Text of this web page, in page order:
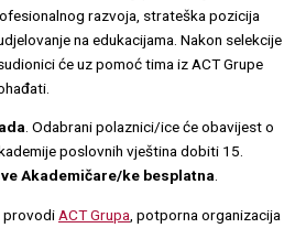
razvoja, strateška pozicija
na edukacijama. Nakon selekcije
će uz pomoć tima iz ACT Grupe
. Odabrani polaznici/ice će obavijest o
poslovnih vještina dobiti 15.
Akademičare/ke besplatna.
provodi ACT Grupa , potporna organizacija